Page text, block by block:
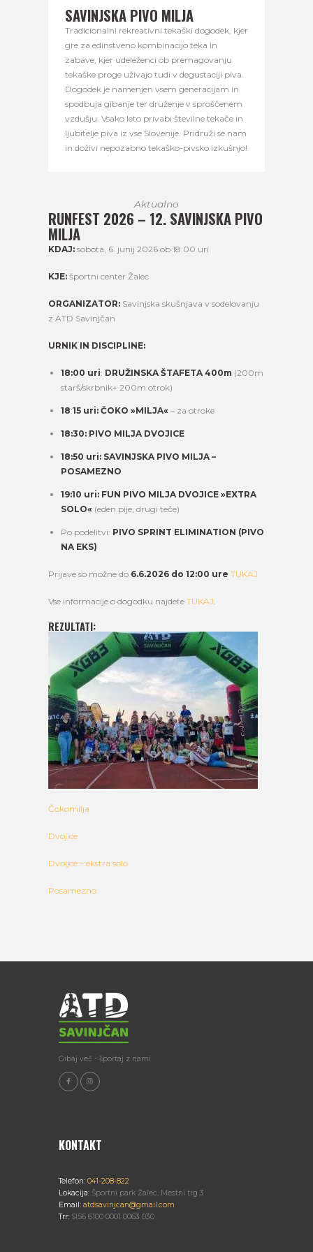
SAVINJSKA PIVO MILJA
Tradicionalni rekreativni tekaški dogodek, kjer
gre za edinstveno kombinacijo teka in
zabave, kjer udeleženci ob premagovanju
tekaške proge uživajo tudi v degustaciji piva.
Dogodek je namenjen vsem generacijam in
spodbuja gibanje ter druženje v sproščenem
vzdušju. Vsako leto privabi številne tekače in
ljubitelje piva iz vse Slovenije. Pridruži se nam
in doživi nepozabno tekaško-pivsko izkušnjo!
Aktualno
RUNFEST 2026 – 12. SAVINJSKA PIVO
MILJA
KDAJ: sobota, 6. junij 2026 ob 18:00 uri
KJE: športni center Žalec
ORGANIZATOR: Savinjska skušnjava v sodelovanju
z ATD Savinjčan
URNIK IN DISCIPLINE:
18:00 uri: DRUŽINSKA ŠTAFETA 400m (200m
starš/skrbnik+ 200m otrok)
18:15 uri: ČOKO »MILJA« – za otroke
18:30: PIVO MILJA DVOJICE
18:50 uri: SAVINJSKA PIVO MILJA –
POSAMEZNO
19:10 uri: FUN PIVO MILJA DVOJICE »EXTRA
SOLO« (eden pije, drugi teče)
Po podelitvi: PIVO SPRINT ELIMINATION (PIVO
NA EKS)
Prijave so možne do 6.6.2026 do 12:00 ure TUKAJ
Vse informacije o dogodku najdete TUKAJ.
REZULTATI:
Čokomilja
Dvojice
Dvoijce – ekstra solo
Posamezno
Gibaj več - športaj z nami
KONTAKT
Telefon: 041-208-822
Lokacija: Športni park Žalec, Mestni trg 3
Email: atdsavinjcan@gmail.com
Trr: SI56 6100 0001 0063 030